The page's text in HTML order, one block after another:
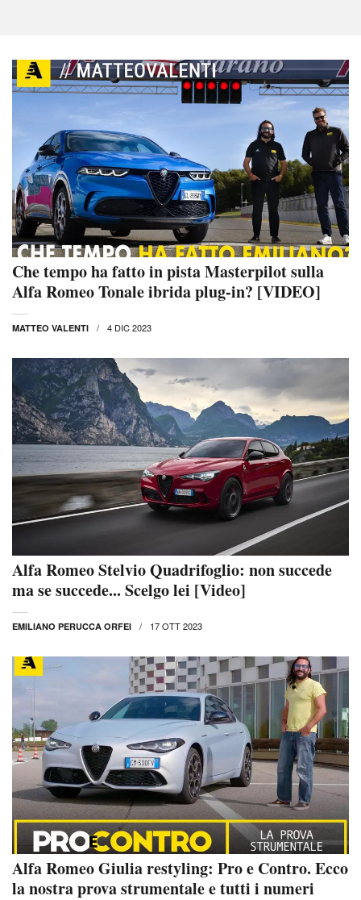
Che tempo ha fatto in pista Masterpilot sulla
Alfa Romeo Tonale ibrida plug-in? [VIDEO]
MATTEO VALENTI 4 DIC 2023
Alfa Romeo Stelvio Quadrifoglio: non succede
ma se succede... Scelgo lei [Video]
EMILIANO PERUCCA ORFEI 17 OTT 2023
Alfa Romeo Giulia restyling: Pro e Contro. Ecco
la nostra prova strumentale e tutti i numeri